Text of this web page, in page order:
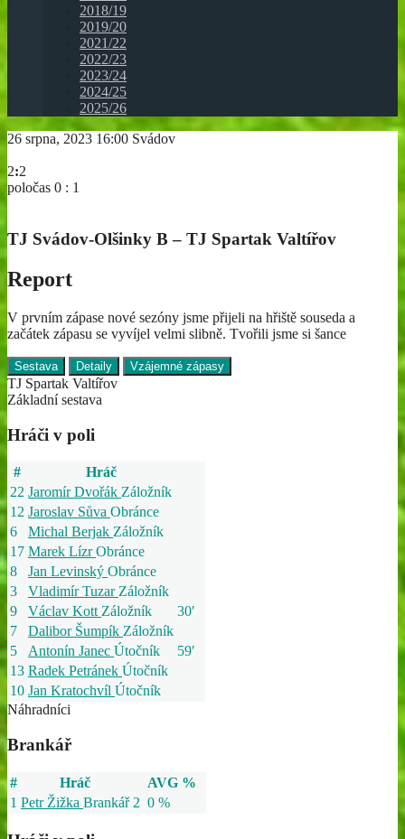
2018/19
2019/20
2021/22
2022/23
2023/24
2024/25
2025/26
26 srpna, 2023 16:00 Svádov
2:2
poločas 0 : 1
TJ Svádov-Olšinky B – TJ Spartak Valtířov
Report
V prvním zápase nové sezóny jsme přijeli na hřiště souseda a
začátek zápasu se vyvíjel velmi slibně. Tvořili jsme si šance
Sestava Detaily Vzájemné zápasy
TJ Spartak Valtířov
Základní sestava
Hráči v poli
#
Hráč
22 Jaromír Dvořák Záložník
12 Jaroslav Sůva Obránce
6
Michal Berjak Záložník
17 Marek LízrObránce
8
Jan Levinský Obránce
3
Vladimír TuzarZáložník
9
Václav KottZáložník
30′
7
Dalibor Šumpík Záložník
5
Antonín Janec Útočník
59′
13 Radek Petránek Útočník
10 Jan Kratochvíl Útočník
Náhradníci
Brankář
# Hráč
AVG %
1 Petr Žižka Brankář 2 0 %